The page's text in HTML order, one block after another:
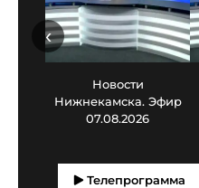
Новости
Нижнекамска. Эфир
07.08.2026
‹
Телепрограмма